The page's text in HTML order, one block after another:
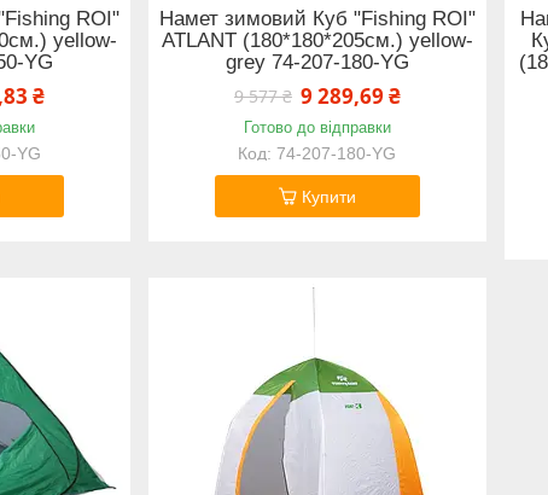
ROI"
yellow-
YG
₴
YG
Намет зимовий Куб "Fishing ROI"
ATLANT (180*180*205см.) yellow-
grey 74-207-180-YG
9 577 ₴ 9 289,69 ₴
Готово до відправки
74-207-180-YG
Купити